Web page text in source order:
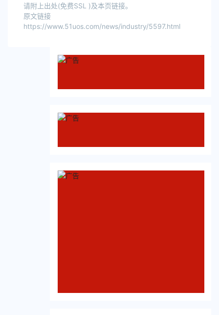
请附上出处(免费SSL )及本页链接。
原文链接
https://www.51uos.com/news/industry/5597.html